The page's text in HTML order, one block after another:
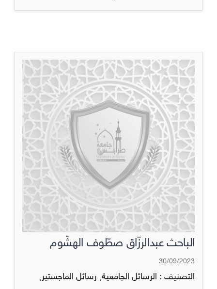
الباحث عبدالرزّاق صطّوف الهشّوم
30/09/2023
التصنيف : الرسائل الجامعية, رسائل الماجستير,